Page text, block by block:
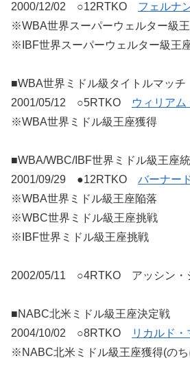
2000/12/02 ○12RTKO フェルナ
※WBA世界スーパーウェルター級
※IBF世界スーパーウェルター級王
■WBA世界ミドル級タイトルマッチ
2001/05/12 ○5RTKO
ウィリア
※WBA世界ミドル級王座獲得
■WBA/WBC/IBF世界ミドル級王座
2001/09/29 ●12RTKO バーナー
※WBA世界ミドル級王座陥落
※WBC世界ミドル級王座挑戦
※IBF世界ミドル級王座挑戦
2002/05/11 ○4RTKO アッシン・
■NABC北米ミドル級王座決定戦
2004/10/02 ○8RTKO
リカルド
※NABC北米ミドル級王座獲得(の